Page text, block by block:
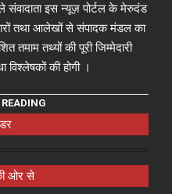
संवादाता इस न्यूज़ पोर्टल के मेरुदंड
तथा आलेखों से संपादक मंडल का
तमाम तथ्यों की पूरी जिम्मेदारी
की होगी ।
ओर से